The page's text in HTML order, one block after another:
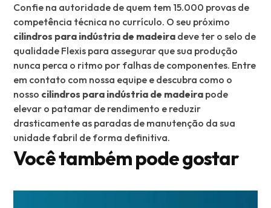
Confie na autoridade de quem tem 15.000 provas de
competência técnica no currículo. O seu próximo
cilindros para indústria de madeira deve ter o selo de
qualidade Flexis para assegurar que sua produção
nunca perca o ritmo por falhas de componentes. Entre
em contato com nossa equipe e descubra como o
nosso cilindros para indústria de madeira pode
elevar o patamar de rendimento e reduzir
drasticamente as paradas de manutenção da sua
unidade fabril de forma definitiva.
Você também pode gostar